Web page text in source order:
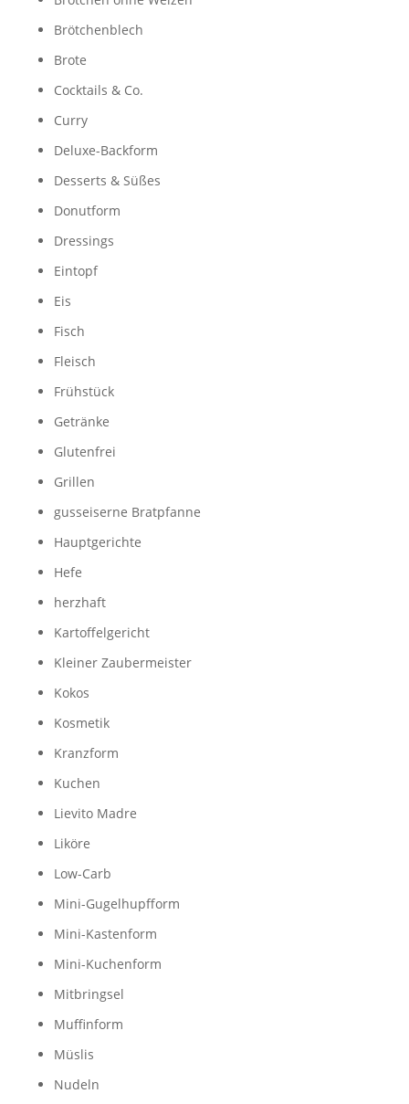
Brötchenblech
Brote
Cocktails & Co.
Curry
Deluxe-Backform
Desserts & Süßes
Donutform
Dressings
Eintopf
Eis
Fisch
Fleisch
Frühstück
Getränke
Glutenfrei
Grillen
gusseiserne Bratpfanne
Hauptgerichte
Hefe
herzhaft
Kartoffelgericht
Kleiner Zaubermeister
Kokos
Kosmetik
Kranzform
Kuchen
Lievito Madre
Liköre
Low-Carb
Mini-Gugelhupfform
Mini-Kastenform
Mini-Kuchenform
Mitbringsel
Muffinform
Müslis
Nudeln